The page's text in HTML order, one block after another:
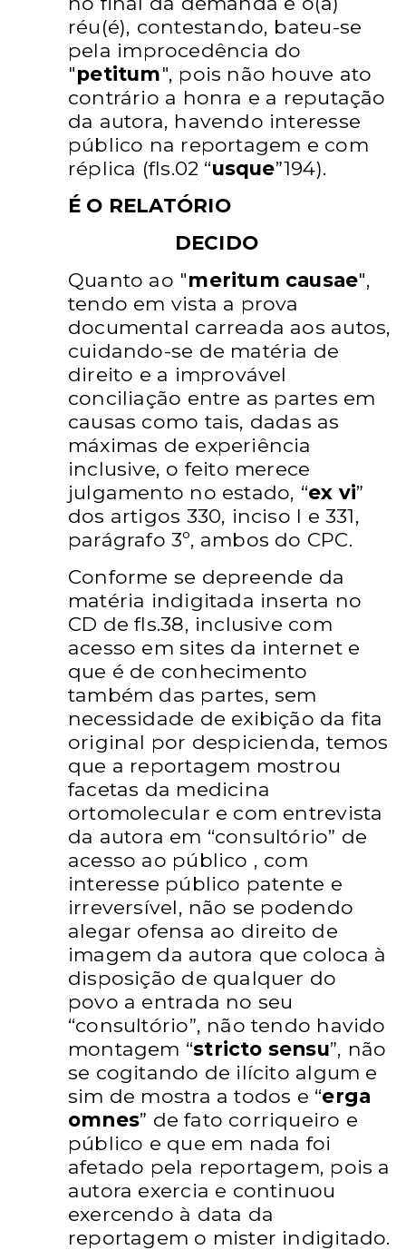
réu(é), contestando, bateu-se
pela improcedência do
"petitum", pois não houve ato
contrário a honra e a reputação
da autora, havendo interesse
público na reportagem e com
réplica (fls.02 “usque”194).
É O RELATÓRIO
DECIDO
Quanto ao "meritum causae",
tendo em vista a prova
documental carreada aos autos,
cuidando-se de matéria de
direito e a improvável
conciliação entre as partes em
causas como tais, dadas as
máximas de experiência
inclusive, o feito merece
julgamento no estado, “ex vi”
dos artigos 330, inciso I e 331,
parágrafo 3º, ambos do CPC.
Conforme se depreende da
matéria indigitada inserta no
CD de fls.38, inclusive com
acesso emsites da internet e
que é de conhecimento
também das partes,sem
necessidade de exibição da fita
original por despicienda, temos
que a reportagem mostrou
facetas da medicina
ortomolecular e com entrevista
da autora em “consultório” de
acesso ao público , com
interesse público patente e
irreversível, não se podendo
alegar ofensa ao direito de
imagem da autora que coloca à
disposição de qualquer do
povo a entrada no seu
“consultório”, não tendo havido
montagem “stricto sensu”, não
se cogitando de ilícito algum e
sim de mostra a todos e “erga
omnes” de fato corriqueiro e
público e que em nada foi
afetado pela reportagem, pois a
autora exercia e continuou
exercendo à data da
reportagem o mister indigitado.